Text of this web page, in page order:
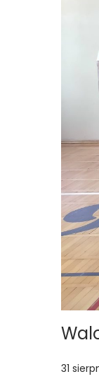
Posted
31